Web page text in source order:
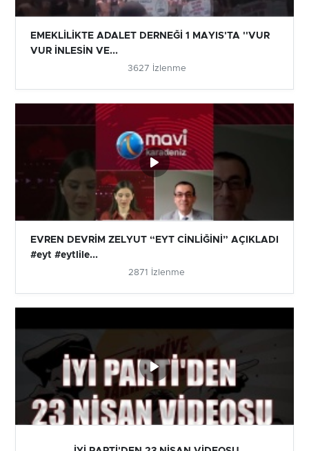
EMEKLİLİKTE ADALET DERNEĞİ 1 MAYIS'TA ''VUR
VUR İNLESİN VE...
3627 İzlenme
EVREN DEVRİM ZELYUT “EYT CİNLİĞİNİ” AÇIKLADI
#eyt #eytlile...
2871 İzlenme